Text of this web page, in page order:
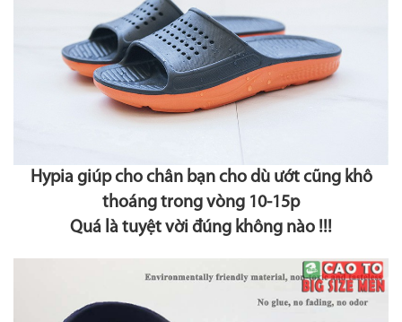
Hypia giúp cho chân bạn cho dù ướt cũng khô
thoáng trong vòng 10-15p
Quá là tuyệt vời đúng không nào !!!